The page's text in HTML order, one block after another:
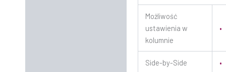
Możliwość
ustawienia w
kolumnie
•
Side-by-Side •